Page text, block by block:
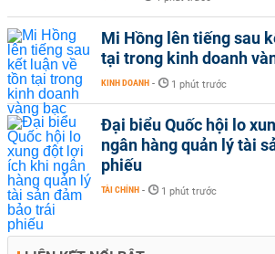
Mi Hồng lên tiếng sau
tại trong kinh doanh
KINH DOANH - 1 phút trước
Đại biểu Quốc hội lo
ngân hàng quản lý tài
phiếu
TÀI CHÍNH - 1 phút trước